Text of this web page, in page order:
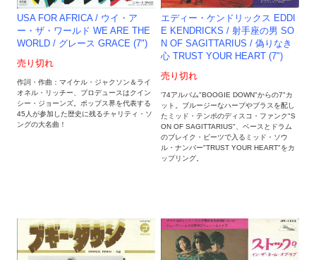
USA FOR AFRICA / ウイ・ア
ー・ザ・ワールド WE ARE THE
WORLD / グレース GRACE (7")
売り切れ
作詞・作曲：マイケル・ジャクソン＆ライ
オネル・リッチー、プロデュースはクイン
シー・ジョーンズ。ポップス界を代表する
45人が参加した歴史に残るチャリティ・ソ
ングの大名曲！
エディー・ケンドリックス EDDI
E KENDRICKS / 射手座の男 SO
N OF SAGITTARIUS / 偽りなき
心 TRUST YOUR HEART (7")
売り切れ
'74アルバム"BOOGIE DOWN"からの7"カ
ット。ブルージーなハープやブラスを配し
たミッド・テンポのディスコ・ファンク"S
ON OF SAGITTARIUS"、ベースとドラム
のブレイク・ビーツで入るミッド・ソウ
ル・ナンバー"TRUST YOUR HEART"をカ
ップリング。